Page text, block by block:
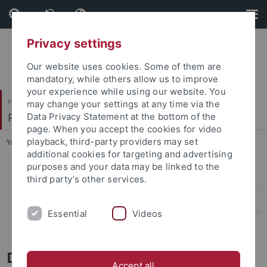
Skip
to
content
Skip
to
footer
Philosophische Fakultät
Philologisches Seminar
You are here: Startseite ... Studiengänge Griechisch
Studiengänge Griechisch
Studienordnungen Griechisch und Latein
Das Fach Griechisch
Privacy settings
Our website uses cookies. Some of them are
mandatory, while others allow us to improve
your experience while using our website. You
may change your settings at any time via the
Data Privacy Statement at the bottom of the
page. When you accept the cookies for video
playback, third-party providers may set
additional cookies for targeting and advertising
purposes and your data may be linked to the
third party’s other services.
Essential Videos